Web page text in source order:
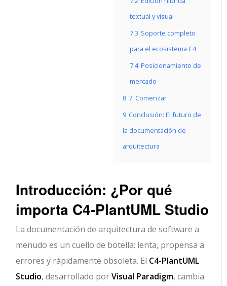
textual y visual
7.3 Soporte completo
para el ecosistema C4
7.4 Posicionamiento de
mercado
8 7. Comenzar
9 Conclusión: El futuro de
la documentación de
arquitectura
Introducción: ¿Por qué
importa C4-PlantUML Studio
La documentación de arquitectura de software a
menudo es un cuello de botella: lenta, propensa a
errores y rápidamente obsoleta. El C4-PlantUML
Studio, desarrollado porVisual Paradigm, cambia